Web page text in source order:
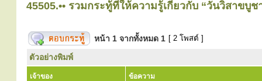
45505.•• รวมกระทู้ที่ให้ความรู้เกี่ยวกับ “วันวิสาขบูชา
หน้า 1 จากทั้งหมด 1 [ 2 โพสต์ ]
ตัวอย่างพิมพ์
เจ้าของ ข้อความ